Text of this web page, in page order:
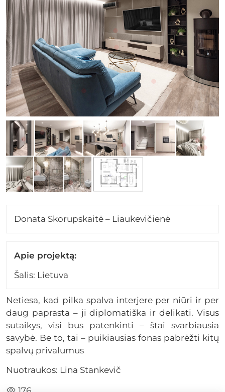
Donata Skorupskaitė – Liaukevičienė
Apie projektą:
Šalis: Lietuva
Netiesa, kad pilka spalva interjere per niūri ir per
daug paprasta – ji diplomatiška ir delikati. Visus
sutaikys, visi bus patenkinti – štai svarbiausia
savybė. Be to, tai – puikiausias fonas pabrėžti kitų
spalvų privalumus
Nuotraukos: Lina Stankevič